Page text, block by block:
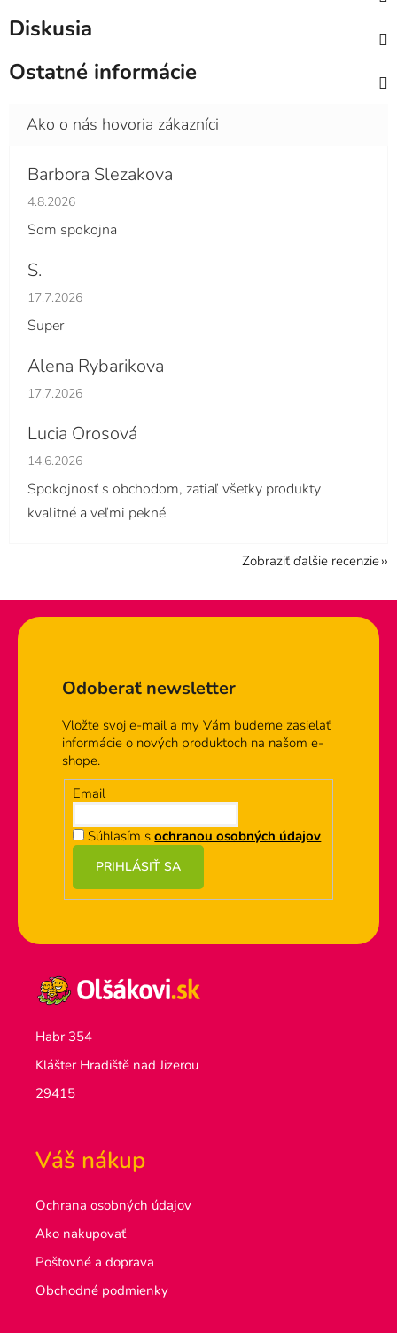
Diskusia
Ostatné informácie
Barbora Slezakova
Hodnotenie obchodu je 5 z 5 hviezdičiek.
4.8.2026
Som spokojna
S.
Hodnotenie obchodu je 5 z 5 hviezdičiek.
17.7.2026
Super
Alena Rybarikova
Hodnotenie obchodu je 5 z 5 hviezdičiek.
17.7.2026
Lucia Orosová
Hodnotenie obchodu je 5 z 5 hviezdičiek.
14.6.2026
Spokojnosť s obchodom, zatiaľ všetky produkty
kvalitné a veľmi pekné
Zobraziť ďalšie recenzie
Odoberať newsletter
Vložte svoj e-mail a my Vám budeme zasielať
informácie o nových produktoch na našom e-
shope.
Email
Súhlasím sochranou osobných údajov
PRIHLÁSIŤ SA
Habr 354
Klášter Hradiště nad Jizerou
29415
Váš nákup
Ochrana osobných údajov
Ako nakupovať
Poštovné a doprava
Obchodné podmienky